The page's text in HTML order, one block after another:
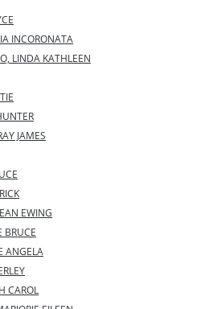
INCORONATA
LINDA KATHLEEN
JAMES
EWING
BRUCE
ANGELA
CAROL